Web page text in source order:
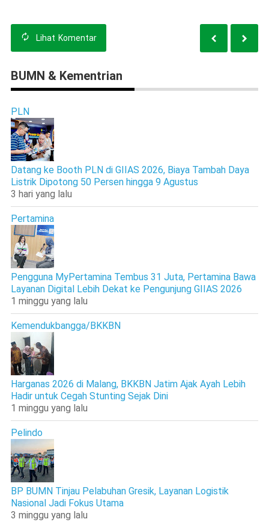
Lihat Komentar
BUMN & Kementrian
PLN
Datang ke Booth PLN di GIIAS 2026, Biaya Tambah Daya
Listrik Dipotong 50 Persen hingga 9 Agustus
3 hari yang lalu
Pertamina
Pengguna MyPertamina Tembus 31 Juta, Pertamina Bawa
Layanan Digital Lebih Dekat ke Pengunjung GIIAS 2026
1 minggu yang lalu
Kemendukbangga/BKKBN
Harganas 2026 di Malang, BKKBN Jatim Ajak Ayah Lebih
Hadir untuk Cegah Stunting Sejak Dini
1 minggu yang lalu
Pelindo
BP BUMN Tinjau Pelabuhan Gresik, Layanan Logistik
Nasional Jadi Fokus Utama
3 minggu yang lalu